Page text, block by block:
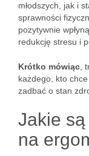
młodszych, jak i
sprawności
pozytywnie
redukcję stresu i
Krótko mówiąc ,
każdego, kto
zadbać o stan
Jakie
na